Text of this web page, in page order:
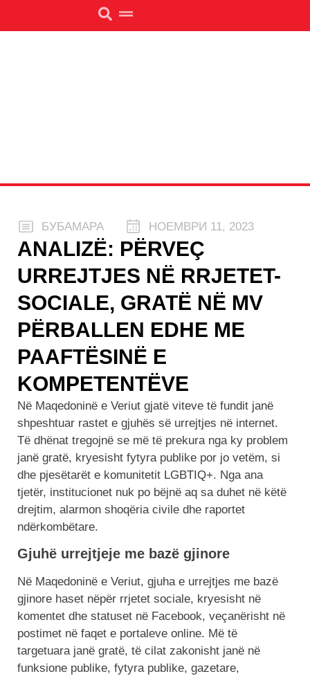
БУБАМАРА НОЕМВРИ 11, 2023
ANALIZË: PËRVEÇ
URREJTJES NË RRJETET-
SOCIALE, GRATË NË MV
PËRBALLEN EDHE ME
PAAFTËSINË E
KOMPETENTËVE
Në Maqedoninë e Veriut gjatë viteve të fundit janë
shpeshtuar rastet e gjuhës së urrejtjes në internet.
Të dhënat tregojnë se më të prekura nga ky problem
janë gratë, kryesisht fytyra publike por jo vetëm, si
dhe pjesëtarët e komunitetit LGBTIQ+. Nga ana
tjetër, institucionet nuk po bëjnë aq sa duhet në këtë
drejtim, alarmon shoqëria civile dhe raportet
ndërkombëtare.
Gjuhë urrejtjeje me bazë gjinore
Në Maqedoninë e Veriut, gjuha e urrejtjes me bazë
gjinore haset nëpër rrjetet sociale, kryesisht në
komentet dhe statuset në Facebook, veçanërisht në
postimet në faqet e portaleve online. Më të
targetuara janë gratë, të cilat zakonisht janë në
funksione publike, fytyra publike, gazetare,